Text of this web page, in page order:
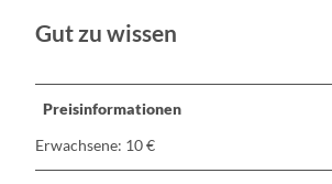
Gut zu wissen
Preisinformationen
Erwachsene: 10 €